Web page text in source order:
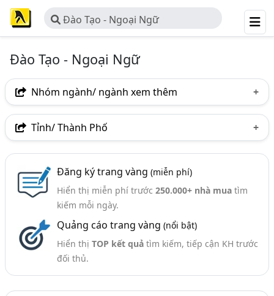
Đào Tạo - Ngoại Ngữ
Đào Tạo - Ngoại Ngữ
Nhóm ngành/ ngành xem thêm
Ngành nghề
Ngành xem thêm
Đào Tạo - Các Công Ty Đào Tạo (857)
Tỉnh/ Thành Phố
Bình Dương
Tp. Đà Nẵng
TP. Hải Phòng
Hưng Yên
Thái Nguyên
Thanh Hóa
TP. Cần Thơ
Bắc Giang
Cà Mau Hà Nam
Hải Dương
Long An
Yên Bái
Đăng ký trang vàng (miễn phí)
Hiển thị miễn phí trước 250.000+ nhà muatìm
kiếm mỗi ngày.
Quảng cáo trang vàng (nổi bật)
Hiển thị TOP kết quảtìm kiếm, tiếp cận KH trước
đối thủ.